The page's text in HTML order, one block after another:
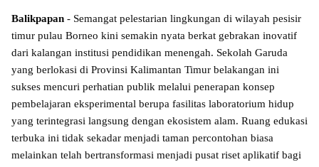
Balikpapan - Semangat pelestarian lingkungan di wilayah pesisir
timur pulau Borneo kini semakin nyata berkat gebrakan inovatif
dari kalangan institusi pendidikan menengah. Sekolah Garuda
yang berlokasi di Provinsi Kalimantan Timur belakangan ini
sukses mencuri perhatian publik melalui penerapan konsep
pembelajaran eksperimental berupa fasilitas laboratorium hidup
yang terintegrasi langsung dengan ekosistem alam. Ruang edukasi
terbuka ini tidak sekadar menjadi taman percontohan biasa
melainkan telah bertransformasi menjadi pusat riset aplikatif bagi